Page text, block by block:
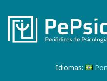
Idiomas: